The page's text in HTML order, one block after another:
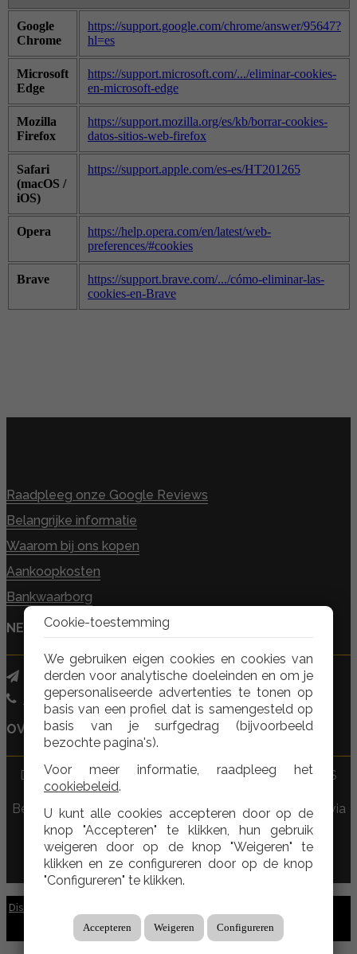
Google
Chrome
https://support.google.com/chrome/answer/95647?
hl=es
Microsoft
Edge
https://support.microsoft.com/.../eliminar-cookies-
en-microsoft-edge
Mozilla
Firefox
https://support.mozilla.org/es/kb/borrar-cookies-
datos-sitios-web-firefox
Safari
(macOS /
iOS)
https://support.apple.com/es-es/HT201265
Opera
https://help.opera.com/en/latest/web-
preferences/#cookies
Brave
https://support.brave.com/.../cómo-eliminar-las-
cookies-en-Brave
Raadpleeg onze Google Reviews
Belangrijke informatie
Waarom bij ons kopen
Aankoopkosten
Bankwaarborg
NEEM CONTACT MET ONS OP
info@nieuwbouwinspanje.com
+32 3 304 72 42
OVER ONS
Derdenrekening: BE84 0018 3365 5159 (BNP PARIBAS
Beroepsaansprakelijkheidsverzekering en borgstelling via
NV AXA BELGIUM
Erkend makelaar BIV 501511
Disclaimer
Cookie-toestemming
We gebruiken eigen cookies en cookies van
derden voor analytische doeleinden en om je
gepersonaliseerde advertenties te tonen op
basis van een profiel dat is samengesteld op
basis van je surfgedrag (bijvoorbeeld
bezochte pagina's).
Voor meer informatie, raadpleeg het
cookiebeleid.
U kunt alle cookies accepteren door op de
knop "Accepteren" te klikken, hun gebruik
weigeren door op de knop "Weigeren" te
klikken en ze configureren door op de knop
"Configureren" te klikken.
Accepteren Weigeren Configureren